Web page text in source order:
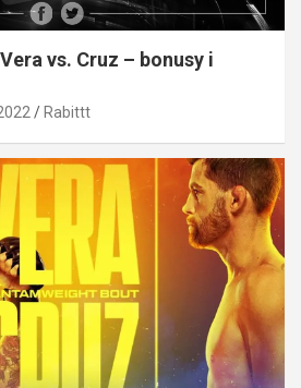
vs. Cruz – bonusy i
Rabittt